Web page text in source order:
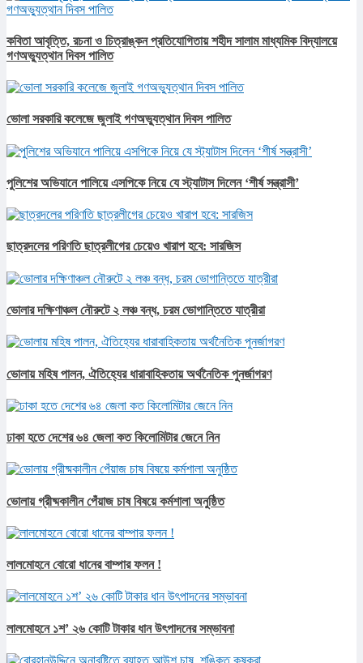
কবিতা আবৃত্তি, রচনা ও চিত্রাঙ্কন প্রতিযোগিতায় শহীদ সালাম মাধ্যমিক বিদ্যালয়ে
গণঅভ্যুত্থান দিবস পালিত
ভোলা সরকারি কলেজে জুলাই গণঅভ্যুত্থান দিবস পালিত
পুলিশের অভিযানে পালিয়ে এসপিকে নিয়ে যে স্ট্যাটাস দিলেন ‘শীর্ষ সন্ত্রাসী’
ছাত্রদলের পরিণতি ছাত্রলীগের চেয়েও খারাপ হবে: সারজিস
ভোলার দক্ষিণাঞ্চল নৌরুটে ২ লঞ্চ বন্ধ, চরম ভোগান্তিতে যাত্রীরা
ভোলায় মহিষ পালন, ঐতিহ্যের ধারাবাহিকতায় অর্থনৈতিক পুনর্জাগরণ
ঢাকা হতে দেশের ৬৪ জেলা কত কিলোমিটার জেনে নিন
ভোলায় গ্রীষ্মকালীন পেঁয়াজ চাষ বিষয়ে কর্মশালা অনুষ্ঠিত
লালমোহনে বোরো ধানের বাম্পার ফলন !
লালমোহনে ১শ’ ২৬ কোটি টাকার ধান উৎপাদনের সম্ভাবনা